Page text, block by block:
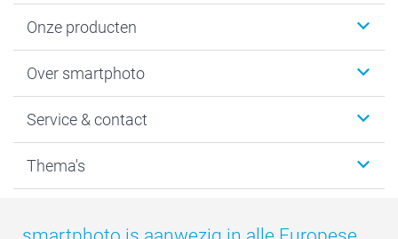
Onze producten
Fotoboeken
Fotocadeaus
Kaarten
Over smartphoto
Vacatures
Bestelproces
Service & contact
Tevredenheidsgarantie
Thema's